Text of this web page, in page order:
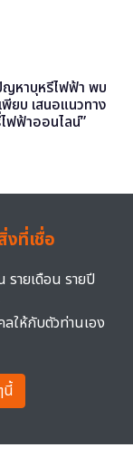
หาบุหรี่ไฟฟ้า พบ
ยบ เสนอแนวทาง
ฟฟ้าออนไลน์”
งที่เชื่อ
รายเดือน รายปี
ให้กับตัวท่านเอง
นี้